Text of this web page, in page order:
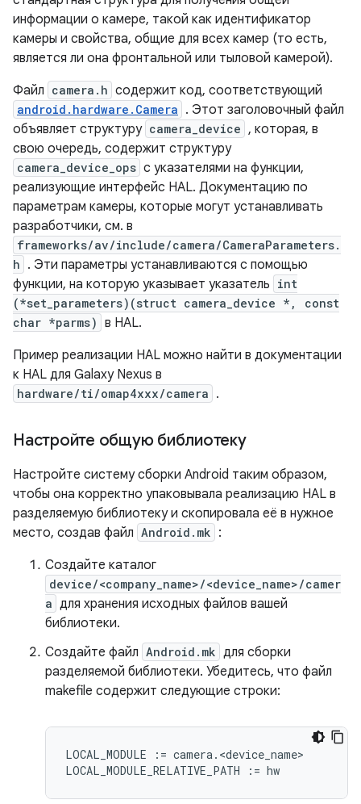
информации о камере, такой как идентификатор
камеры и свойства, общие для всех камер (то есть,
является ли она фронтальной или тыловой камерой).
Файл camera.h содержит код, соответствующий
android.hardware.Camera . Этот заголовочный файл
объявляет структуру camera_device , которая, в
свою очередь, содержит структуру
camera_device_ops с указателями на функции,
реализующие интерфейс HAL. Документацию по
параметрам камеры, которые могут устанавливать
разработчики, см. в
frameworks/av/include/camera/CameraParameters.
h . Эти параметры устанавливаются с помощью
функции, на которую указывает указатель int
(*set_parameters)(struct camera_device *, const
char *parms) в HAL.
Пример реализации HAL можно найти в документации
к HAL для Galaxy Nexus в
hardware/ti/omap4xxx/camera .
Настройте общую библиотеку
Настройте систему сборки Android таким образом,
чтобы она корректно упаковывала реализацию HAL в
разделяемую библиотеку и скопировала её в нужное
место, создав файл Android.mk :
Создайте каталог
device/<company_name>/<device_name>/camer
a для хранения исходных файлов вашей
библиотеки.
Создайте файл Android.mk для сборки
разделяемой библиотеки. Убедитесь, что файл
makefile содержит следующие строки:
LOCAL_MODULE := camera.<device_name>